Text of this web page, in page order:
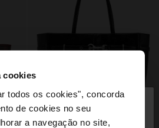
cookies
todos os cookies", concorda
de cookies no seu
a navegação no site,